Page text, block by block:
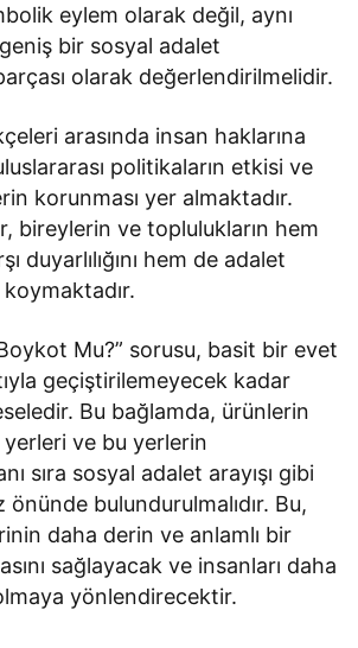
eylem olarak değil, aynı
bir sosyal adalet
olarak değerlendirilmelidir.
arasında insan haklarına
politikaların etkisi ve
korunması yer almaktadır.
bireylerin ve toplulukların hem
duyarlılığını hem de adalet
koymaktadır.
Mu?” sorusu, basit bir evet
geçiştirilemeyecek kadar
Bu bağlamda, ürünlerin
yerleri ve bu yerlerin
sıra sosyal adalet arayışı gibi
bulundurulmalıdır. Bu,
daha derin ve anlamlı bir
sağlayacak ve insanları daha
yönlendirecektir.